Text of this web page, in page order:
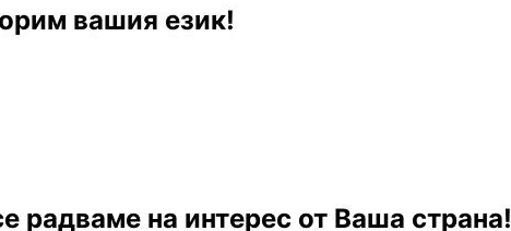
вашия език!
радваме на интерес от Ваша страна!